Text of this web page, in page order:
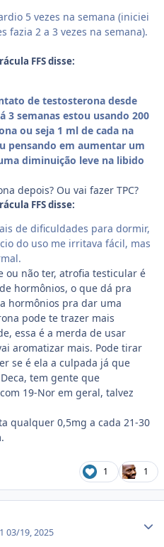
5 vezes na semana (iniciei
fazia 2 a 3 vezes na semana).
FFS disse:
de testosterona desde
3 semanas estou usando 200
ou seja 1 ml de cada na
pensando em aumentar um
diminuição leve na libido
depois? Ou vai fazer TPC?
FFS disse:
de dificuldades para dormir,
do uso me irritava fácil, mas
ou não ter, atrofia testicular é
hormônios, o que dá pra
hormônios pra dar uma
pode te trazer mais
essa é a merda de usar
aromatizar mais. Pode tirar
se é ela a culpada já que
tem gente que
19-Nor em geral, talvez
qualquer 0,5mg a cada 21-30
1 1
03/19, 2025